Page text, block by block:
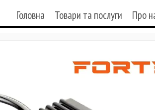
Головна Товари та послуги Про